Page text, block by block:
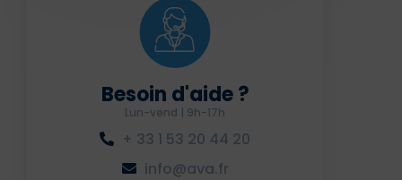
Besoin d'aide ?
Lun-vend | 9h-17h
+ 33 1 53 20 44 20
info@ava.fr